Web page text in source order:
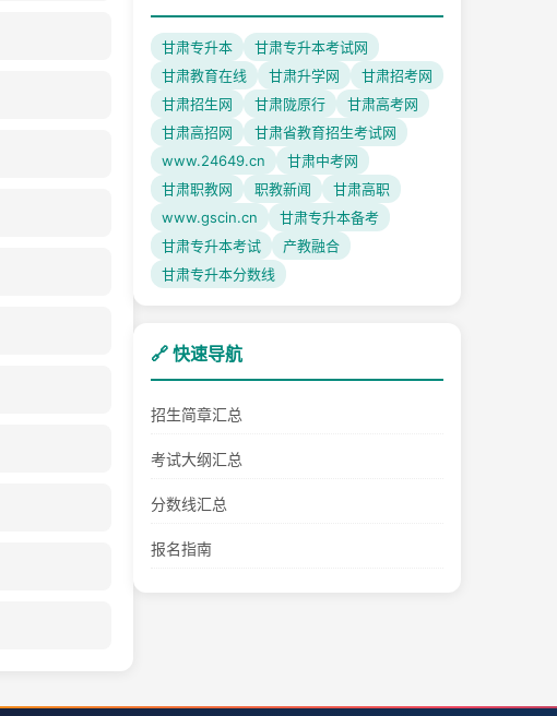
甘肃专升本
甘肃专升本考试网
甘肃教育在线
甘肃升学网
甘肃招考网
甘肃招生网
甘肃陇原行
甘肃高考网
甘肃高招网
甘肃省教育招生考试网
www.24649.cn
甘肃中考网
甘肃职教网
职教新闻
甘肃高职
www.gscin.cn
甘肃专升本备考
甘肃专升本考试
产教融合
甘肃专升本分数线
🔗 快速导航
招生简章汇总
考试大纲汇总
分数线汇总
报名指南